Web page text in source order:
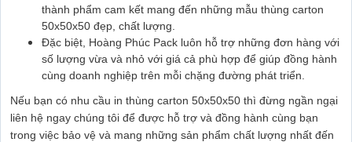
thành phẩm cam kết mang đến những mẫu thùng carton
50x50x50 đẹp, chất lượng.
Đặc biệt, Hoàng Phúc Pack luôn hỗ trợ những đơn hàng với
số lượng vừa và nhỏ với giá cả phù hợp để giúp đồng hành
cùng doanh nghiệp trên mỗi chặng đường phát triển.
Nếu bạn có nhu cầu in thùng carton 50x50x50 thì đừng ngần ngại
liên hệ ngay chúng tôi để được hỗ trợ và đồng hành cùng bạn
trong việc bảo vệ và mang những sản phẩm chất lượng nhất đến